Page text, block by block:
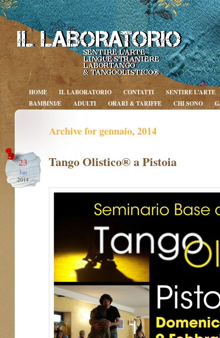
HOME IL LABORATORIO CONTATTI
SENTIRE L’ARTE
BAMBINI/E
ADULTI ORARI & TARIFFE CHI SONO
Archive for gennaio, 2014
23
Jan
2014
Tango Olistico® a Pistoia